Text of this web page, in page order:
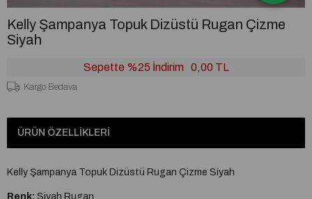
Kelly Şampanya Topuk Dizüstü Rugan Çizme
Siyah
Sepette %25 İndirim 0,00 TL
Kargo Bedava
ÜRÜN ÖZELLIKLERI
Kelly Şampanya Topuk Dizüstü Rugan Çizme Siyah
Renk: Siyah Rugan